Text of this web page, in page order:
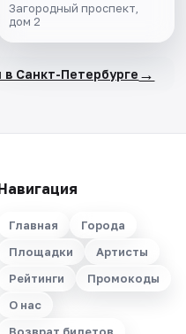
Загородный проспект,
дом 2
Санкт-Петербурге →
Главная
Города
Площадки
Артисты
Рейтинги
Промокоды
О нас